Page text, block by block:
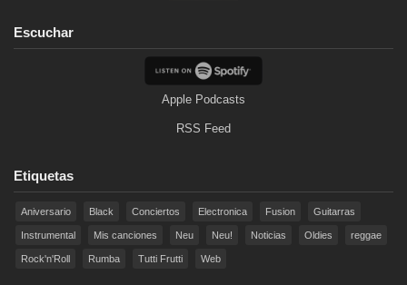
Escuchar
Apple Podcasts
RSS Feed
Etiquetas
Aniversario Black Conciertos Electronica Fusion Guitarras
Instrumental Mis canciones Neu Neu! Noticias Oldies reggae
Rock'n'Roll Rumba Tutti Frutti Web